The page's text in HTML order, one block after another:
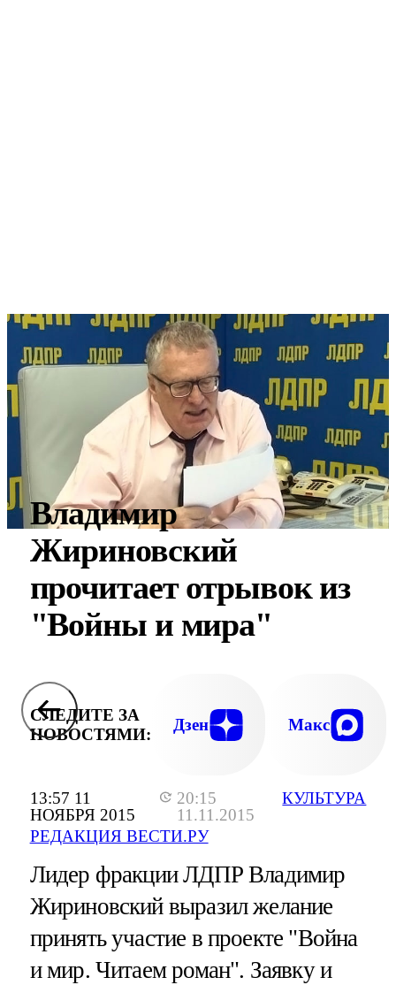
13:57 11
НОЯБРЯ 2015
20:15
11.11.2015
РЕДАКЦИЯ ВЕСТИ.РУ
КУЛЬТУРА
Владимир
Жириновский
прочитает отрывок из
"Войны и мира"
СЛЕДИТЕ ЗА
НОВОСТЯМИ:
Дзен Макс
Лидер фракции ЛДПР Владимир
Жириновский выразил желание
принять участие в проекте "Война
и мир. Читаем роман". Заявку и